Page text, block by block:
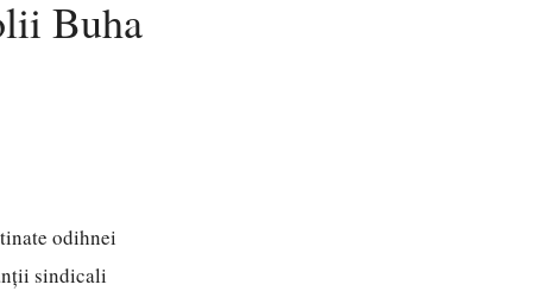
Buha
odihnei
sindicali